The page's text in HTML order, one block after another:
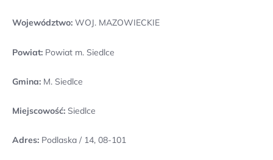
Województwo: WOJ. MAZOWIECKIE
Powiat: Powiat m. Siedlce
Gmina: M. Siedlce
Miejscowość: Siedlce
Adres: Podlaska / 14, 08-101